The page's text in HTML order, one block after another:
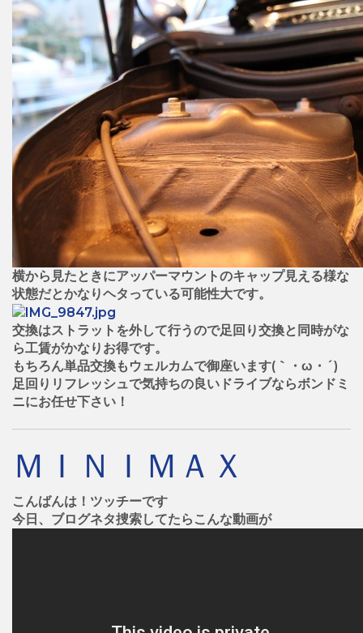
横から見たときにアッパーマウントのキャップ見える様な
状態だとかなりヘタっている可能性大です。
交換はストラットを外して行うので足回り交換と同時がな
ら工賃がかなりお得です。
もちろん単品交換もウェルカムで御座います(｀・ω・´)
足回りリフレッシュで気持ちの良いドライブならボンドミ
ニにお任せ下さい！
ＭＩＮＩＭＡＸ
こんばんは！ツッチーです
今日、ブログネタ捜索してたらこんな動画が